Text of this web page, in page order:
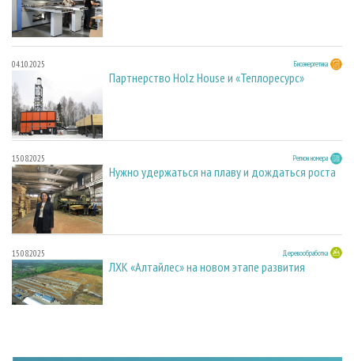
04.10.2025 Биоэнергетика
Партнерство Holz House и «Теплоресурс»
15.08.2025 Регион номера
Нужно удержаться на плаву и дождаться роста
15.08.2025 Деревообработка
ЛХК «Алтайлес» на новом этапе развития